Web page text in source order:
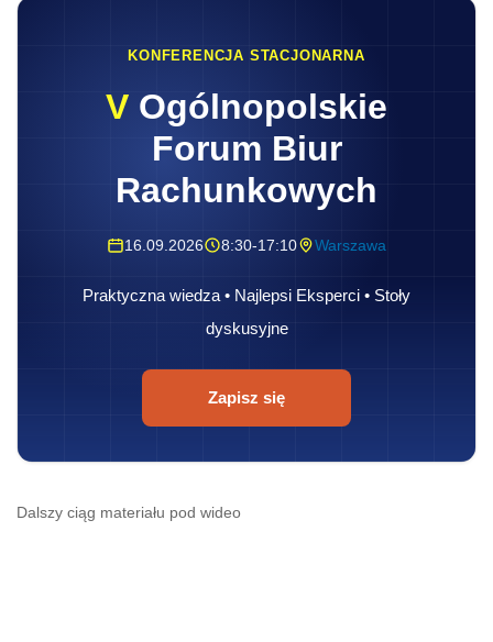
KONFERENCJA STACJONARNA
V Ogólnopolskie
Forum Biur
Rachunkowych
16.09.2026 8:30-17:10 Warszawa
Praktyczna wiedza • Najlepsi Eksperci • Stoły
dyskusyjne
Zapisz się
Dalszy ciąg materiału pod wideo